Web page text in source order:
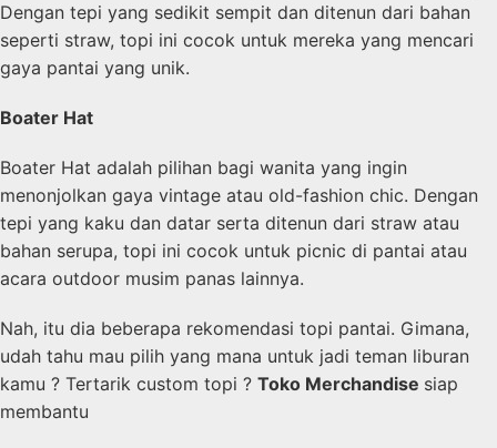
Dengan tepi yang sedikit sempit dan ditenun dari bahan
seperti straw, topi ini cocok untuk mereka yang mencari
gaya pantai yang unik.
Boater Hat
Boater Hat adalah pilihan bagi wanita yang ingin
menonjolkan gaya vintage atau old-fashion chic. Dengan
tepi yang kaku dan datar serta ditenun dari straw atau
bahan serupa, topi ini cocok untuk picnic di pantai atau
acara outdoor musim panas lainnya.
Nah, itu dia beberapa rekomendasi topi pantai. Gimana,
udah tahu mau pilih yang mana untuk jadi teman liburan
kamu ? Tertarik custom topi ? Toko Merchandise siap
membantu